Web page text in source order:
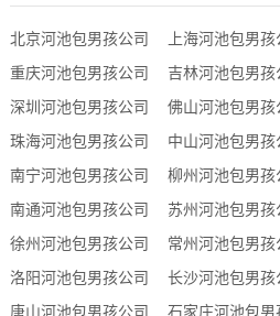
北京河池包男孩公司 上海河池包男孩
重庆河池包男孩公司
吉林河池包男孩
深圳河池包男孩公司
佛山河池包男孩
珠海河池包男孩公司
中山河池包男孩
南宁河池包男孩公司
柳州河池包男孩
南通河池包男孩公司
苏州河池包男孩
徐州河池包男孩公司
常州河池包男孩
洛阳河池包男孩公司
长沙河池包男孩
唐山河池包男孩公司
石家庄河池包男